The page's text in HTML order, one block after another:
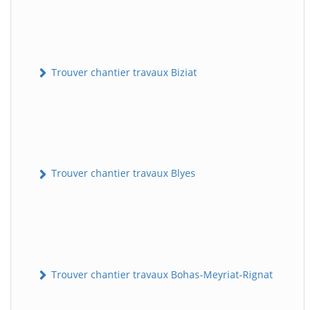
Trouver chantier travaux Biziat
Trouver chantier travaux Blyes
Trouver chantier travaux Bohas-Meyriat-Rignat